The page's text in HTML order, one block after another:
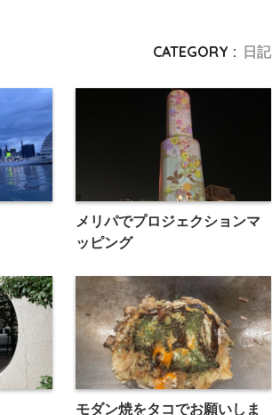
CATEGORY : 日記
メリパでプロジェクションマ
ッピング
モダン焼をタコでお願いしま